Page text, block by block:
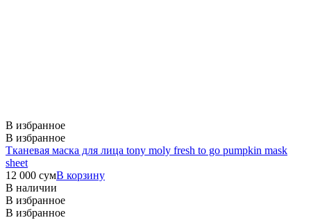
В избранное
В избранное
Тканевая маска для лица tony moly fresh to go pumpkin mask
sheet
12 000 сумВ корзину
В наличии
В избранное
В избранное